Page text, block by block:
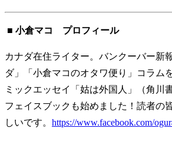
■ 小倉マコ プロフィール
カナダ在住ライター。バンクーバー新
ダ」「小倉マコのオタワ便り」コラム
ミックエッセイ「姑は外国人」（角川
フェイスブックも始めました！読者の
しいです。 https://www.facebook.com/